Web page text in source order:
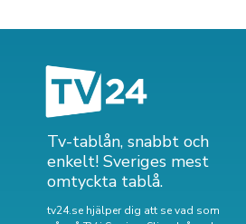
Tv-tablån, snabbt och
enkelt! Sveriges mest
omtyckta tablå.
tv24.se hjälper dig att se vad som